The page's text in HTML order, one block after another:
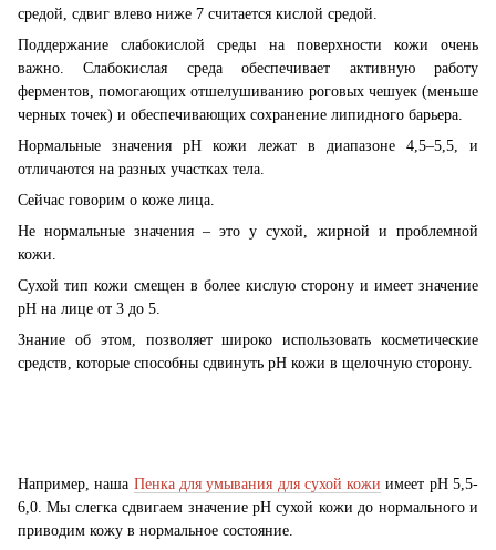
средой, сдвиг влево ниже 7 считается кислой средой.
Поддержание слабокислой среды на поверхности кожи очень
важно. Слабокислая среда обеспечивает активную работу
ферментов, помогающих отшелушиванию роговых чешуек (меньше
черных точек) и обеспечивающих сохранение липидного барьера.
Нормальные значения рН кожи лежат в диапазоне 4,5–5,5, и
отличаются на разных участках тела.
Сейчас говорим о коже лица.
Не нормальные значения – это у сухой, жирной и проблемной
кожи.
Сухой тип кожи смещен в более кислую сторону и имеет значение
рН на лице от 3 до 5.
Знание об этом, позволяет широко использовать косметические
средств, которые способны сдвинуть рН кожи в щелочную сторону.
Например, наша Пенка для умывания для сухой кожи имеет рН 5,5-
6,0. Мы слегка сдвигаем значение рН сухой кожи до нормального и
приводим кожу в нормальное состояние.